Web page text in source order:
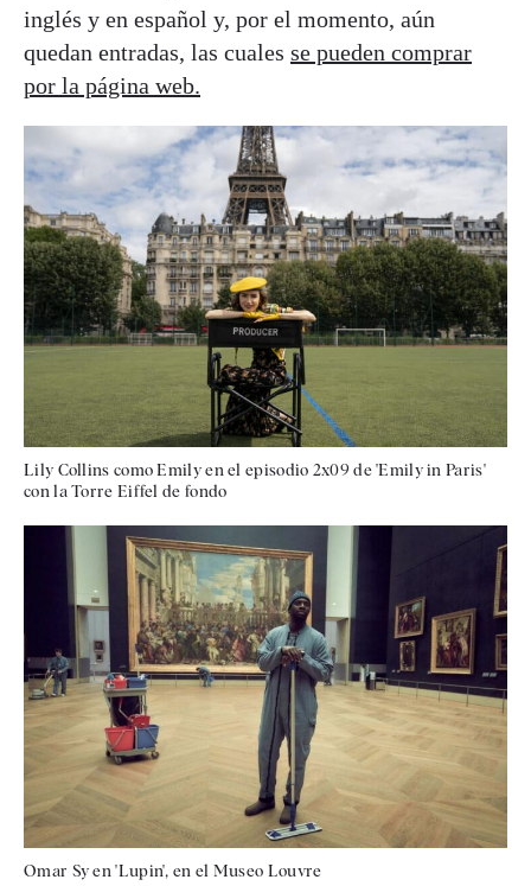
inglés y en español y, por el momento, aún
quedan entradas, las cuales se pueden comprar
por la página web.
Lily Collins como Emily en el episodio 2x09 de 'Emily in Paris'
con la Torre Eiffel de fondo
Omar Sy en 'Lupin', en el Museo Louvre